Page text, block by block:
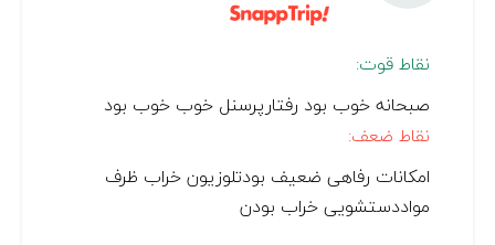
نقاط قوت:
صبحانه خوب بود رفتارپرسنل خوب خوب بود
نقاط ضعف:
امکانات رفاهی ضعیف بودتلوزیون خراب ظرف
مواددستشویی خراب بودن